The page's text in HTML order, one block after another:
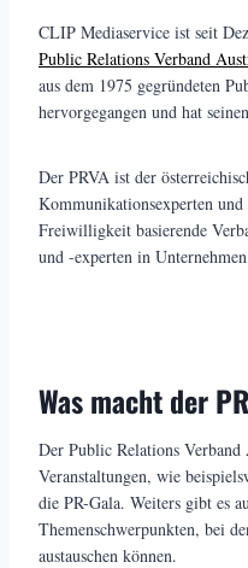
CLIP Mediaservice ist seit
Public Relations Verband
aus dem 1975 gegründeten
hervorgegangen und hat
Der PRVA ist der
Kommunikationsexperten
Freiwilligkeit basierende
und -experten in
Was macht der
Der Public Relations
Veranstaltungen, wie
die PR-Gala. Weiters gibt es
Themenschwerpunkten, bei
austauschen können.